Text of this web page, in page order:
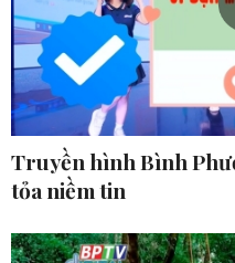
Truyền hình Bình
tỏa niềm tin